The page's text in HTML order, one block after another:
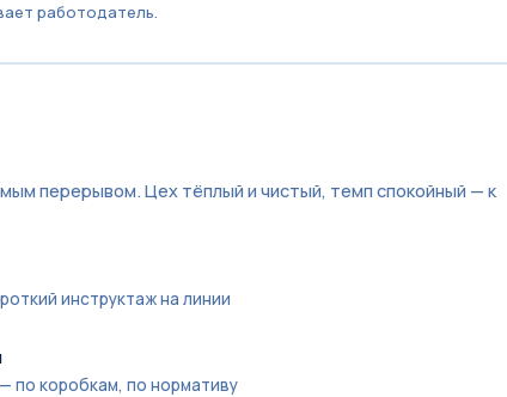
работодатель.
перерывом. Цех тёплый и чистый, темп спокойный — к
инструктаж на линии
по коробкам, по нормативу